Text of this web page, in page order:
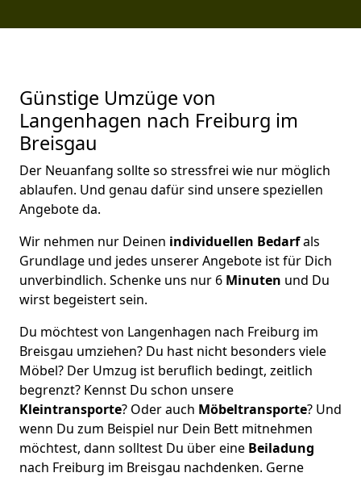
Günstige Umzüge von
Langenhagen nach Freiburg im
Breisgau
Der Neuanfang sollte so stressfrei wie nur möglich
ablaufen. Und genau dafür sind unsere speziellen
Angebote da.
Wir nehmen nur Deinen individuellen Bedarfals
Grundlage und jedes unserer Angebote ist für Dich
unverbindlich. Schenke uns nur 6 Minuten und Du
wirst begeistert sein.
Du möchtest von Langenhagen nach Freiburg im
Breisgau umziehen? Du hast nicht besonders viele
Möbel? Der Umzug ist beruflich bedingt, zeitlich
begrenzt? Kennst Du schon unsere
Kleintransporte? Oder auch Möbeltransporte? Und
wenn Du zum Beispiel nur Dein Bett mitnehmen
möchtest, dann solltest Du über eine Beiladung
nach Freiburg im Breisgau nachdenken. Gerne